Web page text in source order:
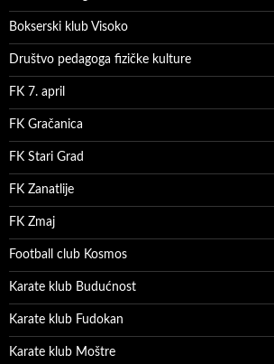
Bokserski klub Visoko
Društvo pedagoga fizičke kulture
FK 7. april
FK Gračanica
FK Stari Grad
FK Zanatlije
FK Zmaj
Football club Kosmos
Karate klub Budućnost
Karate klub Fudokan
Karate klub Moštre